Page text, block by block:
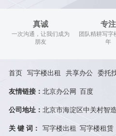
真诚
一次沟通，让我们成为
朋友
专注
团队精耕写字
年
首页 写字楼出租 共享办公 委托
友情链接： 北京办公网 百度
公司地址： 北京市海淀区中关村智
关 键 词： 写字楼出租 写字楼租赁